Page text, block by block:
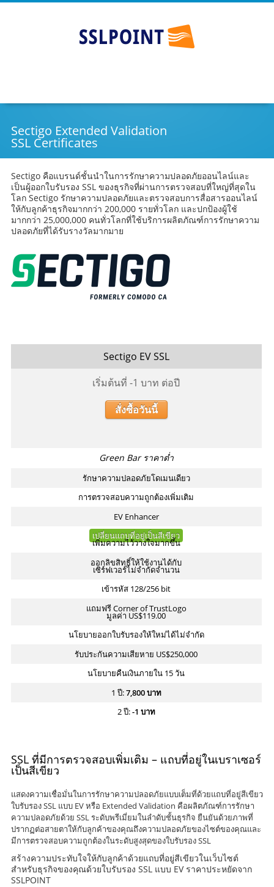
ใบรับรอง SSL ราคาถูก - SSLPOINT
content
Sectigo Extended Validation
SSL Certificates
Sectigo คือแบรนด์ชั้นนำในการรักษาความปลอดภัยออนไลน์และ
เป็นผู้ออกใบรับรอง SSL ของธุรกิจที่ผ่านการตรวจสอบที่ใหญ่ที่สุดใน
โลก Sectigo รักษาความปลอดภัยและตรวจสอบการสื่อสารออนไลน์
ให้กับลูกค้าธุรกิจมากกว่า 200,000 รายทั่วโลก และปกป้องผู้ใช้
มากกว่า 25,000,000 คนทั่วโลกที่ใช้บริการผลิตภัณฑ์การรักษาความ
ปลอดภัยที่ได้รับรางวัลมากมาย
Sectigo EV SSL
เริ่มต้นที่-1 บาท ต่อปี
สั่งซื้อวันนี้
Green Bar ราคาต่ำ
รักษาความปลอดภัยโดเมนเดียว
การตรวจสอบความถูกต้องเพิ่มเติม
EV Enhancer
เปลี่ยนแถบที่อยู่เป็นสีเขียว
เพิ่มความไว้วางใจมากขึ้น
ออกลิขสิทธิ์ให้ใช้งานได้กับ
เซิร์ฟเวอร์ไม่จำกัดจำนวน
เข้ารหัส 128/256 bit
แถมฟรี Corner of TrustLogo
มูลค่า US$119.00
นโยบายออกใบรับรองให้ใหม่ได้ไม่จำกัด
รับประกันความเสียหาย US$250,000
นโยบายคืนเงินภายใน 15 วัน
1 ปี:7,800บาท
2 ปี:-1 บาท
SSL ที่มีการตรวจสอบเพิ่มเติม – แถบที่อยู่ในเบราเซอร์
เป็นสีเขียว
แสดงความเชื่อมั่นในการรักษาความปลอดภัยแบบเต็มที่ด้วยแถบที่อยู่สีเขียว
ใบรับรอง SSL แบบ EV หรือ Extended Validation คือผลิตภัณฑ์การรักษา
ความปลอดภัยด้วย SSL ระดับพรีเมี่ยมในลำดับชั้นธุรกิจ ยืนยันด้วยภาพที่
ปรากฏต่อสายตาให้กับลูกค้าของคุณถึงความปลอดภัยของไซต์ของคุณและ
มีการตรวจสอบความถูกต้องในระดับสูงสุดของใบรับรอง SSL
สร้างความประทับใจให้กับลูกค้าด้วยแถบที่อยู่สีเขียวในเว็บไซต์
สำหรับธุรกิจของคุณด้วยใบรับรอง SSL แบบ EV ราคาประหยัดจาก
SSLPOINT